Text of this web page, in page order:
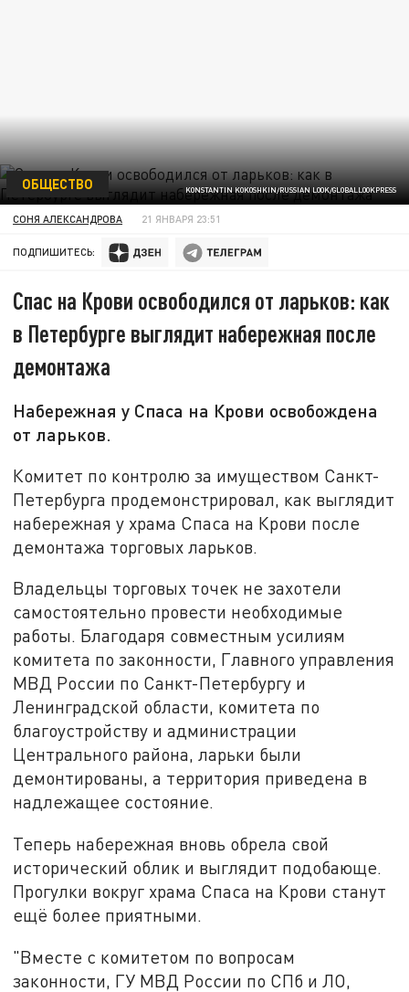
KONSTANTIN KOKOSHKIN/RUSSIAN LOOK/GLOBALLOOKPRESS
ОБЩЕСТВО
СОНЯ АЛЕКСАНДРОВА 21 ЯНВАРЯ 23:51
ПОДПИШИТЕСЬ:
Спас на Крови освободился от ларьков: как
в Петербурге выглядит набережная после
демонтажа
Набережная у Спаса на Крови освобождена
от ларьков.
Комитет по контролю за имуществом Санкт-
Петербурга продемонстрировал, как выглядит
набережная у храма Спаса на Крови после
демонтажа торговых ларьков.
Владельцы торговых точек не захотели
самостоятельно провести необходимые
работы. Благодаря совместным усилиям
комитета по законности, Главного управления
МВД России по Санкт-Петербургу и
Ленинградской области, комитета по
благоустройству и администрации
Центрального района, ларьки были
демонтированы, а территория приведена в
надлежащее состояние.
Теперь набережная вновь обрела свой
исторический облик и выглядит подобающе.
Прогулки вокруг храма Спаса на Крови станут
ещё более приятными.
"Вместе с комитетом по вопросам
законности, ГУ МВД России по СПб и ЛО,